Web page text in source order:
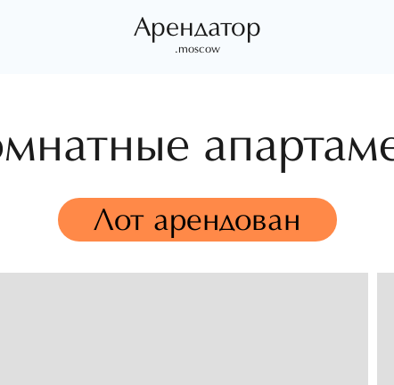
Арендатор
.moscow
Лот арендован